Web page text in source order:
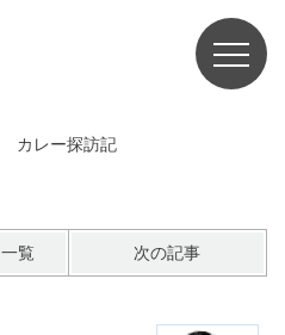
カレー探訪記
一覧 次の記事